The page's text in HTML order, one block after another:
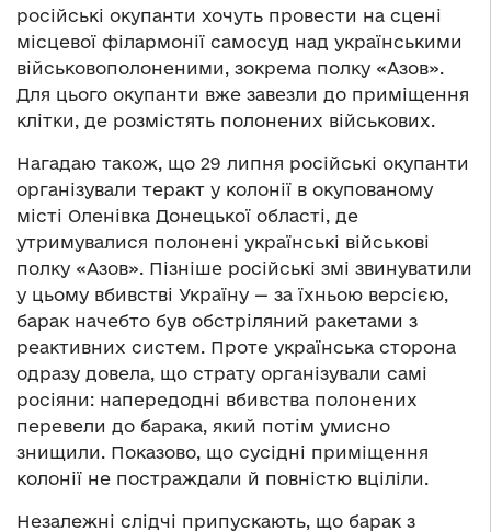
російські окупанти хочуть провести на сцені
місцевої філармонії самосуд над українськими
військовополоненими, зокрема полку «Азов».
Для цього окупанти вже завезли до приміщення
клітки, де розмістять полонених військових.
Нагадаю також, що 29 липня російські окупанти
організували теракт у колонії в окупованому
місті Оленівка Донецької області, де
утримувалися полонені українські військові
полку «Азов». Пізніше російські змі звинуватили
у цьому вбивстві Україну — за їхньою версією,
барак начебто був обстріляний ракетами з
реактивних систем. Проте українська сторона
одразу довела, що страту організували самі
росіяни: напередодні вбивства полонених
перевели до барака, який потім умисно
знищили. Показово, що сусідні приміщення
колонії не постраждали й повністю вціліли.
Незалежні слідчі припускають, що барак з